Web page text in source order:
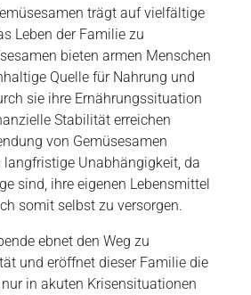
trägt auf vielfältige
Leben der Familie zu
bieten armen Menschen
Quelle für Nahrung und
sie ihre Ernährungssituation
Stabilität erreichen
von Gemüsesamen
Unabhängigkeit, da
sind, ihre eigenen Lebensmittel
somit selbst zu versorgen.
ebnet den Weg zu
und eröffnet dieser Familie die
in akuten Krisensituationen